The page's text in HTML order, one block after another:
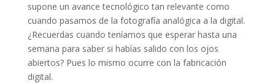
supone un avance tecnológico tan relevante como
cuando pasamos de la fotografía analógica a la digital.
¿Recuerdas cuando teníamos que esperar hasta una
semana para saber si habías salido con los ojos
abiertos? Pues lo mismo ocurre con la fabricación
digital.